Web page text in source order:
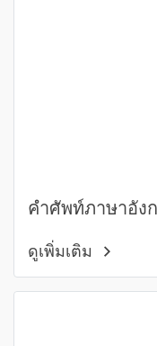
คำศัพท์ภาษาอัง
ดูเพิ่มเติม